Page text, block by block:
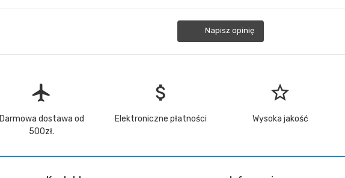
Napisz opinię
flight
Darmowa dostawa od
500zł.
attach_money
Elektroniczne płatności
star_border
Wysoka jakość